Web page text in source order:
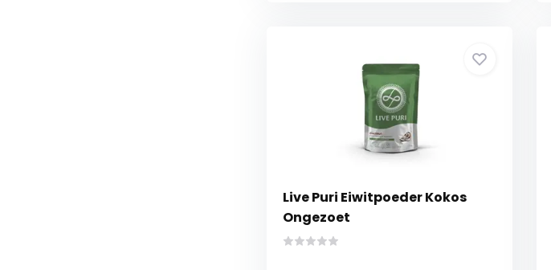
Live Puri Eiwitpoeder Kokos
Ongezoet